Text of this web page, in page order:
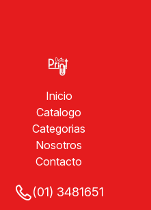
Inicio
Catalogo
Categorias
Nosotros
Contacto
(01) 3481651